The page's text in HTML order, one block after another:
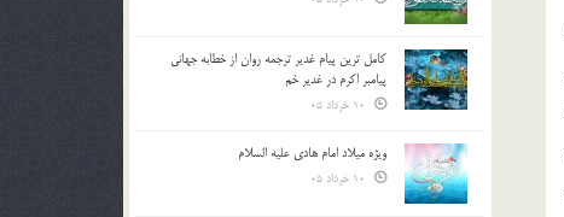
کامل ترین پیام غدیر ترجمه روان از خطابه جهانی
پیامبر اکرم در غدیر خم
ویژه میلاد امام هادی علیه السلام